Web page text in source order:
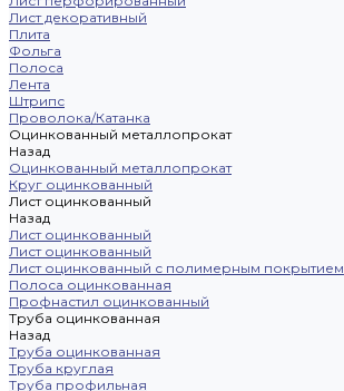
Лист декоративный
Плита
Фольга
Полоса
Лента
Штрипс
Проволока/Катанка
Оцинкованный металлопрокат
Назад
Оцинкованный металлопрокат
Круг оцинкованный
Лист оцинкованный
Назад
Лист оцинкованный
Лист оцинкованный
Лист оцинкованный с полимерным покрытием
Полоса оцинкованная
Профнастил оцинкованный
Труба оцинкованная
Назад
Труба оцинкованная
Труба круглая
Труба профильная